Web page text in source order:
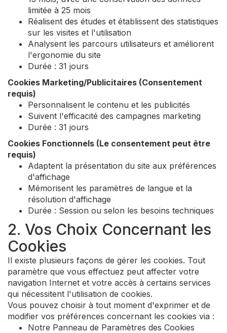
limitée à 25 mois
Réalisent des études et établissent des statistiques
sur les visites et l'utilisation
Analysent les parcours utilisateurs et améliorent
l'ergonomie du site
Durée : 31 jours
Cookies Marketing/Publicitaires (Consentement
requis)
Personnalisent le contenu et les publicités
Suivent l'efficacité des campagnes marketing
Durée : 31 jours
Cookies Fonctionnels (Le consentement peut être
requis)
Adaptent la présentation du site aux préférences
d'affichage
Mémorisent les paramètres de langue et la
résolution d'affichage
Durée : Session ou selon les besoins techniques
2. Vos Choix Concernant les
Cookies
Il existe plusieurs façons de gérer les cookies. Tout
paramètre que vous effectuez peut affecter votre
navigation Internet et votre accès à certains services
qui nécessitent l'utilisation de cookies.
Vous pouvez choisir à tout moment d'exprimer et de
modifier vos préférences concernant les cookies via :
Notre Panneau de Paramètres des Cookies